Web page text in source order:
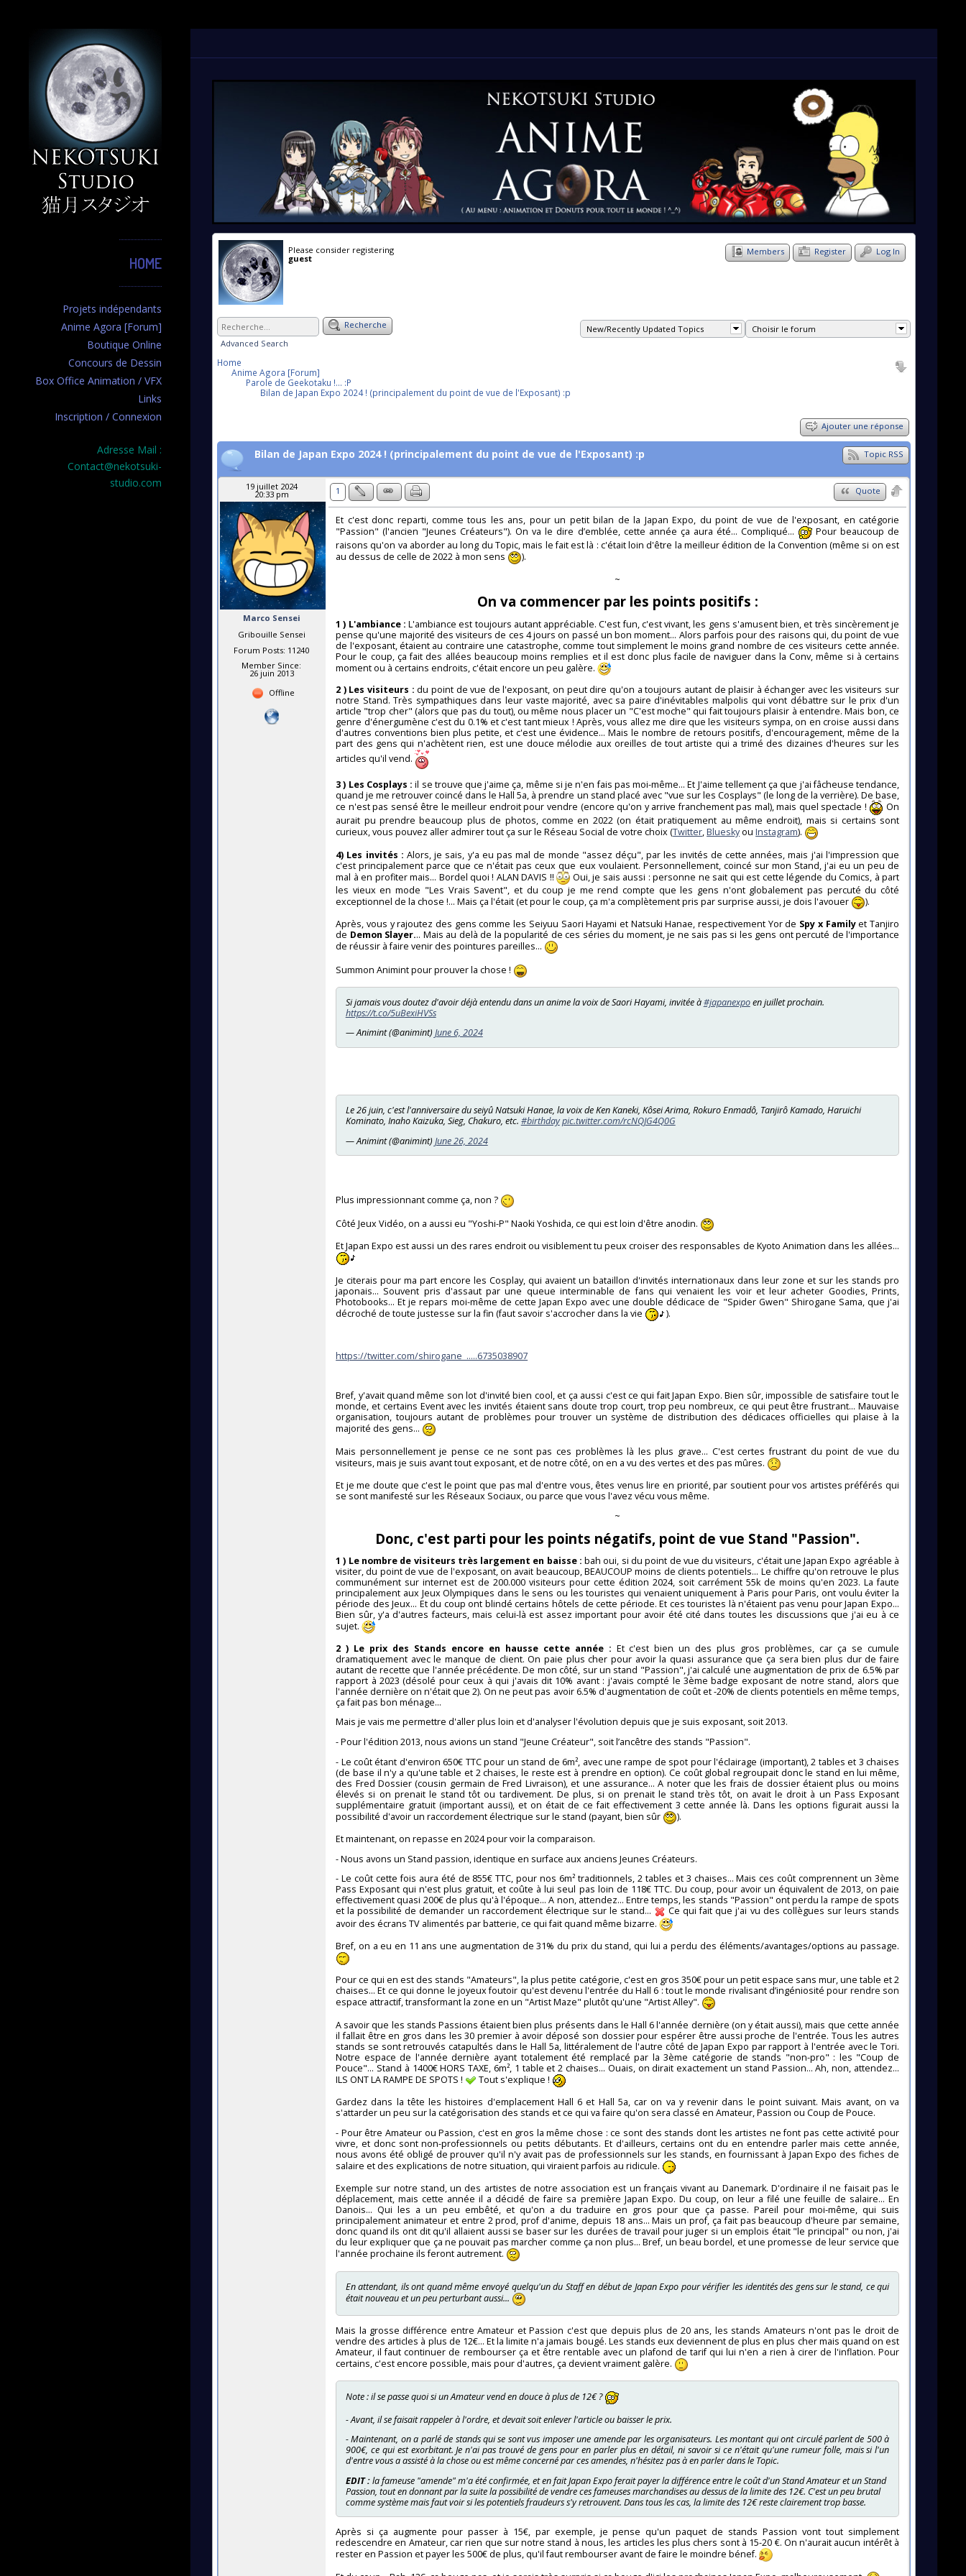
HOME
Projets indépendants
Anime Agora [Forum]
Boutique Online
Concours de Dessin
Box Office Animation / VFX
Links
Inscription / Connexion
Adresse Mail :
Contact@nekotsuki-
studio.com
Please consider registering
guest
Log In
Register
Members
Choisir le forum
New/Recently Updated Topics
Recherche
Advanced Search
Home
Anime Agora [Forum]
Parole de Geekotaku !... :P
Bilan de Japan Expo 2024 ! (principalement du point de vue de l'Exposant) :p
Ajouter une réponse
Topic RSS
Bilan de Japan Expo 2024 ! (principalement du point de vue de l'Exposant) :p
19 juillet 2024
20:33 pm
Marco Sensei
Gribouille Sensei
Forum Posts: 11240
Member Since:
26 juin 2013
Offline
1 Quote
Et c'est donc reparti, comme tous les ans, pour un petit bilan de la Japan Expo, du point de vue de l'exposant, en catégorie
"Passion" (l'ancien "Jeunes Créateurs"). On va le dire d’emblée, cette année ça aura été... Compliqué...
Pour beaucoup de
raisons qu'on va aborder au long du Topic, mais le fait est là : c'était loin d'être la meilleur édition de la Convention (même si on est
au dessus de celle de 2022 à mon sens
).
~
On va commencer par les points positifs :
1 ) L'ambiance : L'ambiance est toujours autant appréciable. C'est fun, c'est vivant, les gens s'amusent bien, et très sincèrement je
pense qu'une majorité des visiteurs de ces 4 jours on passé un bon moment... Alors parfois pour des raisons qui, du point de vue
de l'exposant, étaient au contraire une catastrophe, comme tout simplement le moins grand nombre de ces visiteurs cette année.
Pour le coup, ça fait des allées beaucoup moins remplies et il est donc plus facile de naviguer dans la Conv, même si à certains
moment ou à certains endroits, c'était encore un peu galère.
2 ) Les visiteurs : du point de vue de l'exposant, on peut dire qu'on a toujours autant de plaisir à échanger avec les visiteurs sur
notre Stand. Très sympathiques dans leur vaste majorité, avec sa paire d'inévitables malpolis qui vont débattre sur le prix d'un
article "trop cher" (alors que pas du tout), ou même nous placer un "C'est moche" qui fait toujours plaisir à entendre. Mais bon, ce
genre d'énergumène c'est du 0.1% et c'est tant mieux ! Après, vous allez me dire que les visiteurs sympa, on en croise aussi dans
d'autres conventions bien plus petite, et c'est une évidence... Mais le nombre de retours positifs, d'encouragement, même de la
part des gens qui n'achètent rien, est une douce mélodie aux oreilles de tout artiste qui a trimé des dizaines d'heures sur les
articles qu'il vend.
3 ) Les Cosplays : il se trouve que j'aime ça, même si je n'en fais pas moi-même... Et J'aime tellement ça que j'ai fâcheuse tendance,
quand je me retrouver coincé dans le Hall 5a, à prendre un stand placé avec "vue sur les Cosplays" (le long de la verrière). De base,
ce n'est pas sensé être le meilleur endroit pour vendre (encore qu'on y arrive franchement pas mal), mais quel spectacle !
On
aurait pu prendre beaucoup plus de photos, comme en 2022 (on était pratiquement au même endroit), mais si certains sont
curieux, vous pouvez aller admirer tout ça sur le Réseau Social de votre choix (Twitter,BlueskyouInstagram).
4) Les invités : Alors, je sais, y'a eu pas mal de monde "assez déçu", par les invités de cette années, mais j'ai l'impression que
c'est principalement parce que ce n'était pas ceux que eux voulaient. Personnellement, coincé sur mon Stand, j'ai eu un peu de
mal à en profiter mais... Bordel quoi ! ALAN DAVIS !!
Oui, je sais aussi : personne ne sait qui est cette légende du Comics, à part
les vieux en mode "Les Vrais Savent", et du coup je me rend compte que les gens n'ont globalement pas percuté du côté
exceptionnel de la chose !... Mais ça l'était (et pour le coup, ça m'a complètement pris par surprise aussi, je dois l'avouer
).
Après, vous y rajoutez des gens comme les Seiyuu Saori Hayami et Natsuki Hanae, respectivement Yor de Spy x Familyet Tanjiro
de Demon Slayer... Mais au delà de la popularité de ces séries du moment, je ne sais pas si les gens ont percuté de l'importance
de réussir à faire venir des pointures pareilles...
Summon Animint pour prouver la chose !
Si jamais vous doutez d'avoir déjà entendu dans un anime la voix de Saori Hayami, invitée à#japanexpoen juillet prochain.
https://t.co/5uBexiHVSs
— Animint (@animint) June 6, 2024
Le 26 juin, c'est l'anniversaire du seiyû Natsuki Hanae, la voix de Ken Kaneki, Kôsei Arima, Rokuro Enmadô, Tanjirô Kamado, Haruichi
Kominato, Inaho Kaizuka, Sieg, Chakuro, etc. #birthdaypic.twitter.com/rcNQJG4Q0G
— Animint (@animint) June 26, 2024
Plus impressionnant comme ça, non ?
Côté Jeux Vidéo, on a aussi eu "Yoshi-P" Naoki Yoshida, ce qui est loin d'être anodin.
Et Japan Expo est aussi un des rares endroit ou visiblement tu peux croiser des responsables de Kyoto Animation dans les allées...
Je citerais pour ma part encore les Cosplay, qui avaient un bataillon d'invités internationaux dans leur zone et sur les stands pro
japonais... Souvent pris d'assaut par une queue interminable de fans qui venaient les voir et leur acheter Goodies, Prints,
Photobooks... Et je repars moi-même de cette Japan Expo avec une double dédicace de "Spider Gwen" Shirogane Sama, que j'ai
décroché de toute justesse sur la fin (faut savoir s'accrocher dans la vie
).
https://twitter.com/shirogane_.....6735038907
Bref, y'avait quand même son lot d'invité bien cool, et ça aussi c'est ce qui fait Japan Expo. Bien sûr, impossible de satisfaire tout le
monde, et certains Event avec les invités étaient sans doute trop court, trop peu nombreux, ce qui peut être frustrant... Mauvaise
organisation, toujours autant de problèmes pour trouver un système de distribution des dédicaces officielles qui plaise à la
majorité des gens...
Mais personnellement je pense ce ne sont pas ces problèmes là les plus grave... C'est certes frustrant du point de vue du
visiteurs, mais je suis avant tout exposant, et de notre côté, on en a vu des vertes et des pas mûres.
Et je me doute que c'est le point que pas mal d'entre vous, êtes venus lire en priorité, par soutient pour vos artistes préférés qui
se sont manifesté sur les Réseaux Sociaux, ou parce que vous l'avez vécu vous même.
~
Donc, c'est parti pour les points négatifs, point de vue Stand "Passion".
1 ) Le nombre de visiteurs très largement en baisse : bah oui, si du point de vue du visiteurs, c'était une Japan Expo agréable à
visiter, du point de vue de l'exposant, on avait beaucoup, BEAUCOUP moins de clients potentiels... Le chiffre qu'on retrouve le plus
communément sur internet est de 200.000 visiteurs pour cette édition 2024, soit carrément 55k de moins qu'en 2023. La faute
principalement aux Jeux Olympiques dans le sens ou les touristes qui venaient uniquement à Paris pour Paris, ont voulu éviter la
période des Jeux... Et du coup ont blindé certains hôtels de cette période. Et ces touristes là n'étaient pas venu pour Japan Expo...
Bien sûr, y'a d'autres facteurs, mais celui-là est assez important pour avoir été cité dans toutes les discussions que j'ai eu à ce
sujet.
2 ) Le prix des Stands encore en hausse cette année : Et c'est bien un des plus gros problèmes, car ça se cumule
dramatiquement avec le manque de client. On paie plus cher pour avoir la quasi assurance que ça sera bien plus dur de faire
autant de recette que l'année précédente. De mon côté, sur un stand "Passion", j'ai calculé une augmentation de prix de 6.5% par
rapport à 2023 (désolé pour ceux à qui j'avais dit 10% avant : j'avais compté le 3ème badge exposant de notre stand, alors que
l'année dernière on n'était que 2). On ne peut pas avoir 6.5% d'augmentation de coût et -20% de clients potentiels en même temps,
ça fait pas bon ménage...
Mais je vais me permettre d'aller plus loin et d'analyser l'évolution depuis que je suis exposant, soit 2013.
- Pour l'édition 2013, nous avions un stand "Jeune Créateur", soit l’ancêtre des stands "Passion".
- Le coût étant d'environ 650€ TTC pour un stand de 6m², avec une rampe de spot pour l'éclairage (important), 2 tables et 3 chaises
(de base il n'y a qu'une table et 2 chaises, le reste est à prendre en option). Ce coût global regroupait donc le stand en lui même,
des Fred Dossier (cousin germain de Fred Livraison), et une assurance... A noter que les frais de dossier étaient plus ou moins
élevés si on prenait le stand tôt ou tardivement. De plus, si on prenait le stand très tôt, on avait le droit à un Pass Exposant
supplémentaire gratuit (important aussi), et on était de ce fait effectivement 3 cette année là. Dans les options figurait aussi la
possibilité d'avoir un raccordement électrique sur le stand (payant, bien sûr
).
Et maintenant, on repasse en 2024 pour voir la comparaison.
- Nous avons un Stand passion, identique en surface aux anciens Jeunes Créateurs.
- Le coût cette fois aura été de 855€ TTC, pour nos 6m² traditionnels, 2 tables et 3 chaises... Mais ces coût comprennent un 3ème
Pass Exposant qui n'est plus gratuit, et coûte à lui seul pas loin de 118€ TTC. Du coup, pour avoir un équivalent de 2013, on paie
effectivement quasi 200€ de plus qu'à l'époque... A non, attendez... Entre temps, les stands "Passion" ont perdu la rampe de spots
et la possibilité de demander un raccordement électrique sur le stand...
Ce qui fait que j'ai vu des collègues sur leurs stands
avoir des écrans TV alimentés par batterie, ce qui fait quand même bizarre.
Bref, on a eu en 11 ans une augmentation de 31% du prix du stand, qui lui a perdu des éléments/avantages/options au passage.
Pour ce qui en est des stands "Amateurs", la plus petite catégorie, c'est en gros 350€ pour un petit espace sans mur, une table et 2
chaises... Et ce qui donne le joyeux foutoir qu'est devenu l'entrée du Hall 6 : tout le monde rivalisant d’ingéniosité pour rendre son
espace attractif, transformant la zone en un "Artist Maze" plutôt qu'une "Artist Alley".
A savoir que les stands Passions étaient bien plus présents dans le Hall 6 l'année dernière (on y était aussi), mais que cette année
il fallait être en gros dans les 30 premier à avoir déposé son dossier pour espérer être aussi proche de l'entrée. Tous les autres
stands se sont retrouvés catapultés dans le Hall 5a, littéralement de l'autre côté de Japan Expo par rapport à l'entrée avec le Tori.
Notre espace de l'année dernière ayant totalement été remplacé par la 3ème catégorie de stands "non-pro" : les "Coup de
Pouce"... Stand à 1400€ HORS TAXE, 6m², 1 table et 2 chaises... Ouais, on dirait exactement un stand Passion... Ah, non, attendez...
ILS ONT LA RAMPE DE SPOTS !
Tout s'explique !
Gardez dans la tête les histoires d'emplacement Hall 6 et Hall 5a, car on va y revenir dans le point suivant. Mais avant, on va
s'attarder un peu sur la catégorisation des stands et ce qui va faire qu'on sera classé en Amateur, Passion ou Coup de Pouce.
- Pour être Amateur ou Passion, c'est en gros la même chose : ce sont des stands dont les artistes ne font pas cette activité pour
vivre, et donc sont non-professionnels ou petits débutants. Et d'ailleurs, certains ont du en entendre parler mais cette année,
nous avons été obligé de prouver qu'il n'y avait pas de professionnels sur les stands, en fournissant à Japan Expo des fiches de
salaire et des explications de notre situation, qui viraient parfois au ridicule.
Exemple sur notre stand, un des artistes de notre association est un français vivant au Danemark. D'ordinaire il ne faisait pas le
déplacement, mais cette année il a décidé de faire sa première Japan Expo. Du coup, on leur a filé une feuille de salaire... En
Danois... Qui les a un peu embêté, et qu'on a du traduire en gros pour que ça passe. Pareil pour moi-même, qui suis
principalement animateur et entre 2 prod, prof d'anime, depuis 18 ans... Mais un prof, ça fait pas beaucoup d'heure par semaine,
donc quand ils ont dit qu'il allaient aussi se baser sur les durées de travail pour juger si un emplois était "le principal" ou non, j'ai
du leur expliquer que ça ne pouvait pas marcher comme ça non plus... Bref, un beau bordel, et une promesse de leur service que
l'année prochaine ils feront autrement.
En attendant, ils ont quand même envoyé quelqu'un du Staff en début de Japan Expo pour vérifier les identités des gens sur le stand, ce qui
était nouveau et un peu perturbant aussi...
Mais la grosse différence entre Amateur et Passion c'est que depuis plus de 20 ans, les stands Amateurs n'ont pas le droit de
vendre des articles à plus de 12€... Et la limite n'a jamais bougé. Les stands eux deviennent de plus en plus cher mais quand on est
Amateur, il faut continuer de rembourser ça et être rentable avec un plafond de tarif qui lui n'en a rien à cirer de l'inflation. Pour
certains, c'est encore possible, mais pour d'autres, ça devient vraiment galère.
Note : il se passe quoi si un Amateur vend en douce à plus de 12€ ?
- Avant, il se faisait rappeler à l'ordre, et devait soit enlever l'article ou baisser le prix.
- Maintenant, on a parlé de stands qui se sont vus imposer une amende par les organisateurs. Les montant qui ont circulé parlent de 500 à
900€, ce qui est exorbitant. Je n'ai pas trouvé de gens pour en parler plus en détail, ni savoir si ce n'était qu'une rumeur folle, mais si l'un
d'entre vous a assisté à la chose ou est même concerné par ces amendes, n'hésitez pas à en parler dans le Topic.
EDIT :la fameuse "amende" m'a été confirmée, et en fait Japan Expo ferait payer la différence entre le coût d'un Stand Amateur et un Stand
Passion, tout en donnant par la suite la possibilité de vendre ces fameuses marchandises au dessus de la limite des 12€. C'est un peu brutal
comme système mais faut voir si les potentiels fraudeurs s'y retrouvent. Dans tous les cas, la limite des 12€ reste clairement trop basse.
Après si ça augmente pour passer à 15€, par exemple, je pense qu'un paquet de stands Passion vont tout simplement
redescendre en Amateur, car rien que sur notre stand à nous, les articles les plus chers sont à 15-20 €. On n'aurait aucun intérêt à
rester en Passion et payer les 500€ de plus, qu'il faut rembourser avant de faire le moindre bénef.